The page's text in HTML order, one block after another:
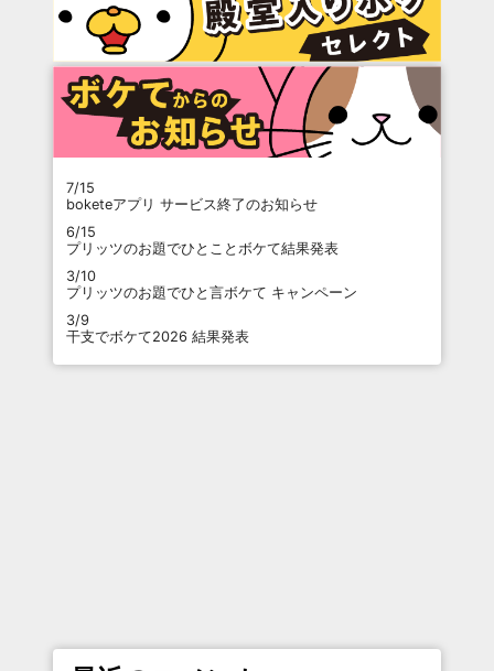
7/15
boketeアプリ サービス終了のお知らせ
6/15
プリッツのお題でひとことボケて結果発表
3/10
プリッツのお題でひと言ボケて キャンペーン
3/9
干支でボケて2026 結果発表